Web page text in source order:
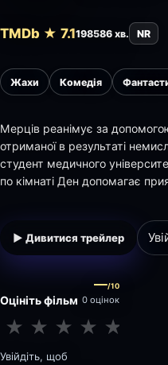
TMDb ★ 7.1198586 хв. NR
Жахи Комедія
Мерців реанімує за
отриманої в результаті
студент медичного
по кімнаті Ден допомагає
▶ Дивитися трейлер
Оцініть фільм
—/10
0 оцінок
★ ★ ★ ★ ★
Увійдіть, щоб